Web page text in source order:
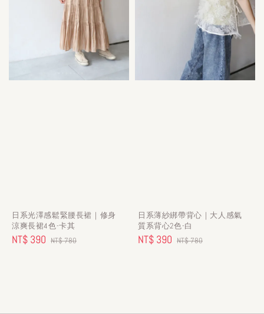
日系光澤感鬆緊腰長裙｜修身
涼爽長裙4色-卡其
Sale
NT$ 390 Regular
NT$ 780
日系薄紗綁帶背心｜大人感氣
質系背心2色-白
Sale
NT$ 390 Regular
NT$ 780